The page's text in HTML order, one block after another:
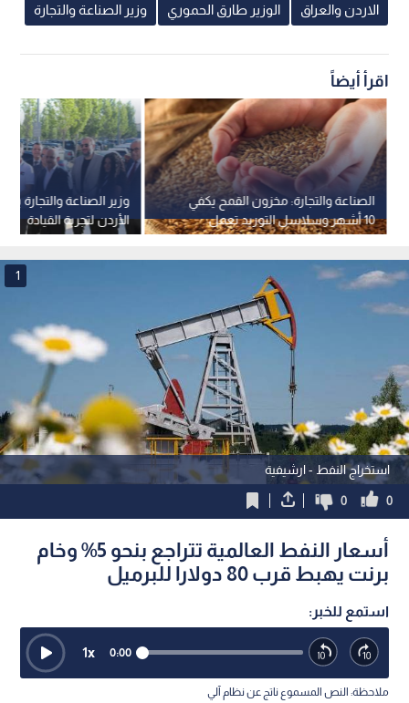
الاردن والعراق الوزير طارق الحموري وزير الصناعة والتجارة
اقرأ أيضاً
وزير الصناعة والتجارة
الأردن لتجربة القيادة
الصناعة والتجارة: مخزون القمح يكفي
10 أشهر وسلاسل التوريد تعمل
كالمعتاد
استخراج النفط - ارشيفية
1
0
0
أسعار النفط العالمية تتراجع بنحو 5% وخام
برنت يهبط قرب 80 دولارا للبرميل
استمع للخبر:
0:00
1x
ملاحظة: النص المسموع ناتج عن نظام آلي